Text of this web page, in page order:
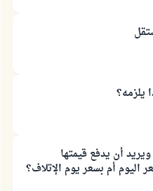
يلزمه؟
أن يدفع قيمتها
أم بسعر يوم الإتلاف؟